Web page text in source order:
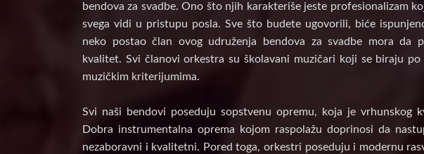
bendova za svadbe. Ono što njih karakteriše jeste profesionalizam
svega vidi u pristupu posla. Sve što budete ugovorili, biće
neko postao član ovog udruženja bendova za svadbe mora da
kvalitet. Svi članovi orkestra su školavani muzičari koji se biraju po
muzičkim kriterijumima.
Svi naši bendovi poseduju sopstvenu opremu, koja je vrhunskog
Dobra instrumentalna oprema kojom raspolažu doprinosi da
nezaboravni i kvalitetni. Pored toga, orkestri poseduju i modernu